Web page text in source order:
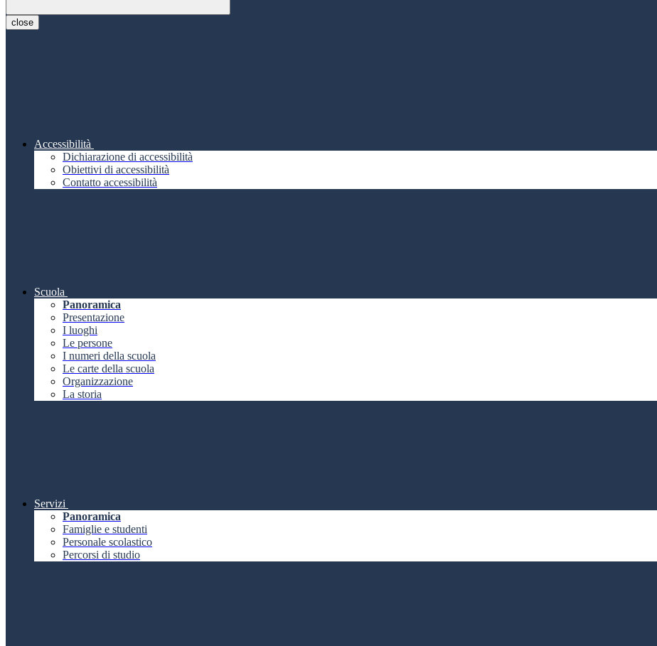
close
Accessibilità
Dichiarazione di accessibilità
Obiettivi di accessibilità
Contatto accessibilità
Scuola
Panoramica
Presentazione
I luoghi
Le persone
I numeri della scuola
Le carte della scuola
Organizzazione
La storia
Servizi
Panoramica
Famiglie e studenti
Personale scolastico
Percorsi di studio